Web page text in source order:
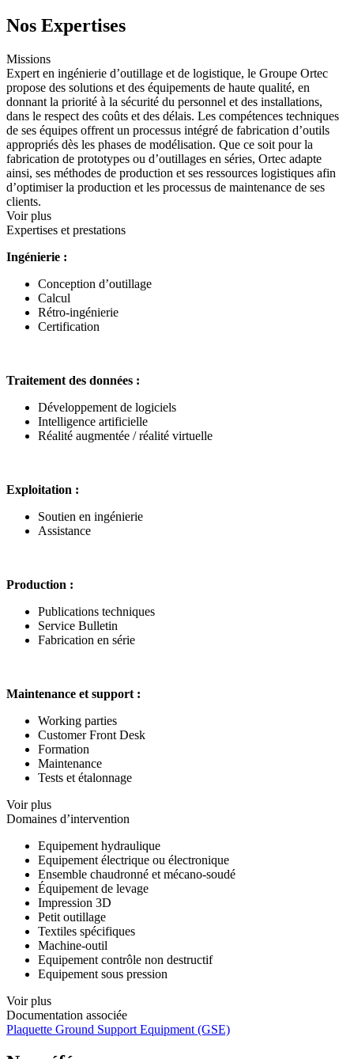
Nos Expertises
Missions
Expert en ingénierie d’outillage et de logistique, le Groupe Ortec
propose des solutions et des équipements de haute qualité, en
donnant la priorité à la sécurité du personnel et des installations,
dans le respect des coûts et des délais. Les compétences techniques
de ses équipes offrent un processus intégré de fabrication d’outils
appropriés dès les phases de modélisation. Que ce soit pour la
fabrication de prototypes ou d’outillages en séries, Ortec adapte
ainsi, ses méthodes de production et ses ressources logistiques afin
d’optimiser la production et les processus de maintenance de ses
clients.
Voir plus
Expertises et prestations
Ingénierie :
Conception d’outillage
Calcul
Rétro-ingénierie
Certification
Traitement des données :
Développement de logiciels
Intelligence artificielle
Réalité augmentée / réalité virtuelle
Exploitation :
Soutien en ingénierie
Assistance
Production :
Publications techniques
Service Bulletin
Fabrication en série
Maintenance et support :
Working parties
Customer Front Desk
Formation
Maintenance
Tests et étalonnage
Voir plus
Domaines d’intervention
Equipement hydraulique
Equipement électrique ou électronique
Ensemble chaudronné et mécano-soudé
Équipement de levage
Impression 3D
Petit outillage
Textiles spécifiques
Machine-outil
Equipement contrôle non destructif
Equipement sous pression
Voir plus
Documentation associée
Plaquette Ground Support Equipment (GSE)